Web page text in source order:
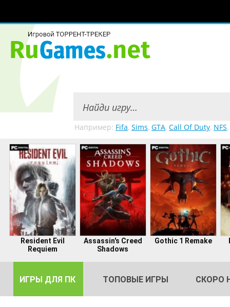
Например: Fifa, Sims, GTA, Call Of Duty, NFS,
Resident Evil
Requiem
Assassin's Creed
Shadows
Gothic 1 Remake
ИГРЫ ДЛЯ ПК ТОПОВЫЕ ИГРЫ СКОРО